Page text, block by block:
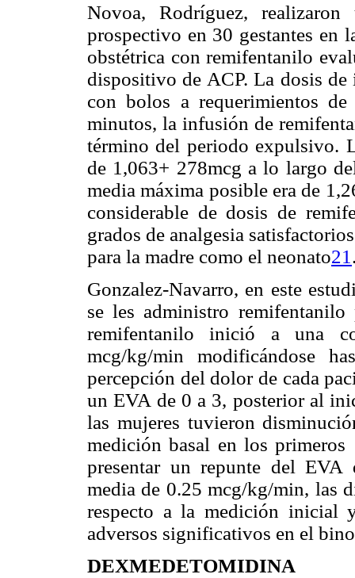
Novoa, Rodríguez,
prospectivo en 30 gestantes en
obstétrica con remifentanilo
dispositivo de ACP. La dosis
con bolos a requerimientos
minutos, la infusión de
término del periodo expulsivo.
de 1,063+ 278mcg a lo largo
media máxima posible era de
considerable de dosis de
grados de analgesia
para la madre como el neonato21
Gonzalez-Navarro, en este
se les administro
remifentanilo inició a una
mcg/kg/min modificándose
percepción del dolor de cada
un EVA de 0 a 3, posterior al
las mujeres tuvieron
medición basal en los
presentar un repunte del
media de 0.25 mcg/kg/min, las
respecto a la medición inicial
adversos significativos en el
DEXMEDETOMIDINA